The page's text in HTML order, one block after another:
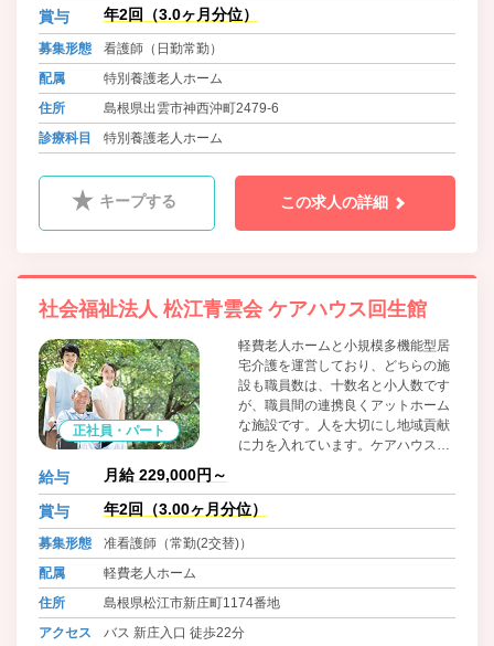
ットを活用した職員・家族とつなが
る仕組みあり。最新の入浴機器を導
賞与 年2回（3.0ヶ月分位）
募集形態
看護師（日勤常勤）
配属
特別養護老人ホーム
住所
島根県出雲市神西沖町2479-6
診療科目
特別養護老人ホーム
キープする この求人の詳細
社会福祉法人 松江青雲会 ケアハウス回生館
正社員・パート
軽費老人ホームと小規模多機能型居
宅介護を運営しており、どちらの施
設も職員数は、十数名と小人数です
が、職員間の連携良くアットホーム
な施設です。人を大切にし地域貢献
に力を入れています。ケアハウス回
生活できる方が入居する老人ホーム
給与 月給 229,000円～
賞与 年2回（3.00ヶ月分位）
募集形態
准看護師（常勤(2交替)）
配属
軽費老人ホーム
住所
島根県松江市新庄町1174番地
アクセス
バス 新庄入口 徒歩22分